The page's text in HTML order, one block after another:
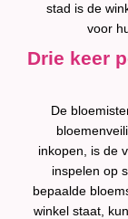
stad is de
voor
Drie keer
De
inkopen, is de
inspelen op
bepaalde
winkel staat,